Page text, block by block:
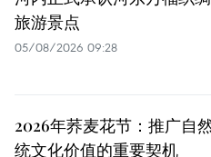
旅游景点
05/08/2026 09:28
2026年荞麦花节：推广自
统文化价值的重要契机